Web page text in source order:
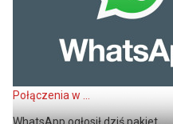
Połączenia w ...
WhatsApp ogłosił dziś pakiet ...